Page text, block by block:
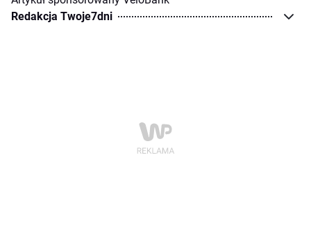
Redakcja Twoje7dni